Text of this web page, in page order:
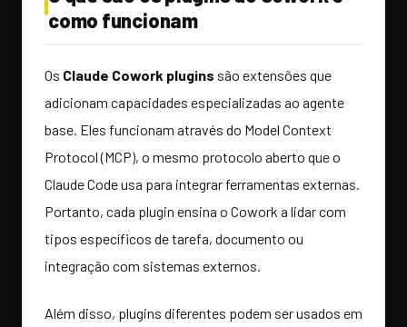
como funcionam
Os Claude Cowork plugins são extensões que
adicionam capacidades especializadas ao agente
base. Eles funcionam através do Model Context
Protocol (MCP), o mesmo protocolo aberto que o
Claude Code usa para integrar ferramentas externas.
Portanto, cada plugin ensina o Cowork a lidar com
tipos específicos de tarefa, documento ou
integração com sistemas externos.
Além disso, plugins diferentes podem ser usados em